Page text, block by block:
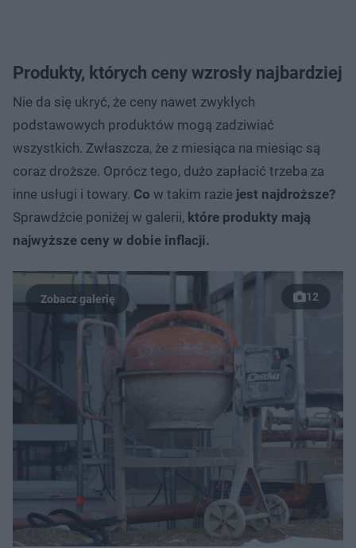
Produkty, których ceny wzrosły najbardziej
Nie da się ukryć, że ceny nawet zwykłych
podstawowych produktów mogą zadziwiać
wszystkich. Zwłaszcza, że z miesiąca na miesiąc są
coraz droższe. Oprócz tego, dużo zapłacić trzeba za
inne usługi i towary. Co w takim razie jest najdroższe?
Sprawdźcie poniżej w galerii, które produkty mają
najwyższe ceny w dobie inflacji.
12